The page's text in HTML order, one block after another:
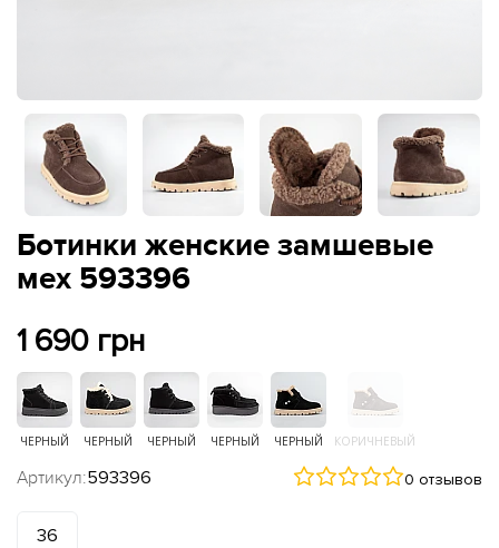
Ботинки женские замшевые
мех 593396
1 690 грн
ЧЕРНЫЙ ЧЕРНЫЙ ЧЕРНЫЙ ЧЕРНЫЙ ЧЕРНЫЙ КОРИЧНЕВЫЙ
Артикул:593396 0 отзывов
36